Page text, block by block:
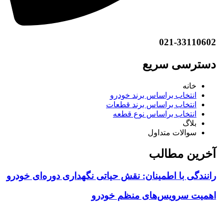
021-33110602
دسترسی سریع
خانه
انتخاب براساس برند خودرو
انتخاب براساس برند قطعات
انتخاب براساس نوع قطعه
بلاگ
سوالات متداول
آخرین مطالب
رانندگی با اطمینان: نقش حیاتی نگهداری دوره‌ای خودرو
اهمیت سرویس‌های منظم خودرو